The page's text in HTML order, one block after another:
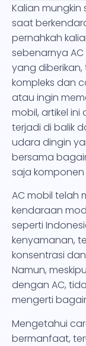
Kalian mungkin
saat
pernahkah
sebenarnya
yang
kompleks dan
atau ingin
mobil, artikel
terjadi di balik
udara dingin
bersama
saja
AC mobil telah
kendaraan
seperti
kenyamanan,
konsentrasi
Namun,
dengan AC,
mengerti
Mengetahui
bermanfaat,